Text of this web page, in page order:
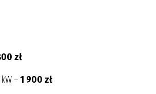
zł
–1 900 zł